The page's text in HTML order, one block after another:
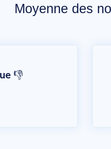
Moyenne des
👎